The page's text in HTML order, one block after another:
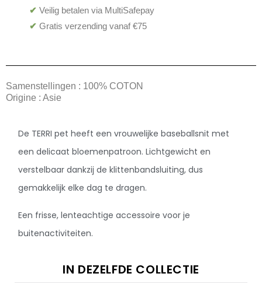
✔ Veilig betalen via MultiSafepay
✔ Gratis verzending vanaf €75
Samenstellingen : 100% COTON
Origine : Asie
De TERRI pet heeft een vrouwelijke baseballsnit met
een delicaat bloemenpatroon. Lichtgewicht en
verstelbaar dankzij de klittenbandsluiting, dus
gemakkelijk elke dag te dragen.
Een frisse, lenteachtige accessoire voor je
buitenactiviteiten.
IN DEZELFDE COLLECTIE